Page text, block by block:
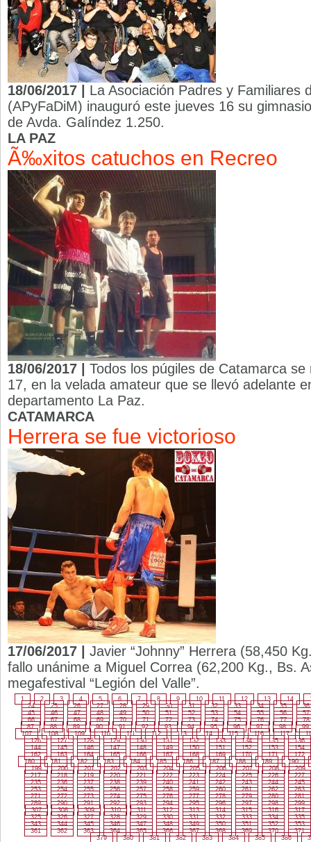
18/06/2017 | La Asociación Padres y Familiares
(APyFaDiM) inauguró este jueves 16 su
de Avda. Galíndez 1.250.
LA PAZ
Ã‰xitos catuchos en Recreo
18/06/2017 | Todos los púgiles de Catamarca
17, en la velada amateur que se llevó adelante
departamento La Paz.
CATAMARCA
Herrera se fue victorioso
17/06/2017 | Javier “Johnny” Herrera (58,450
fallo unánime a Miguel Correa (62,200 Kg., Bs.
megafestival “Legión del Valle”.
1 2 3 4 5 6 7 8 9 10 11 12 13 14
24
25 26 27 28 29 30 31 32 33 34 35
36
45
46 47 48 49 50 51 52 53 54 55 56
57
66
67 68 69 70 71 72 73 74 75 76 77
78
87
88 89 90 91 92 93 94 95 96 97 98
99
107
108 109 110 111 112 113 114 115 116 117
126
127 128 129 130 131 132 133 134 135
136
144
145 146 147 148 149 150 151 152 153
154
162
163 164 165 166 167 168 169 170 171
172
180
181 182 183 184 185 186 187 188 189
190
199
200 201 202 203 204 205 206 207 208
209
217
218 219 220 221 222 223 224 225 226
227
235
236 237 238 239 240 241 242 243 244
245
253
254 255 256 257 258 259 260 261 262
263
271
272 273 274 275 276 277 278 279 280
281
289
290 291 292 293 294 295 296 297 298
299
307
308 309 310 311 312 313 314 315 316
317
325
326 327 328 329 330 331 332 333 334
335
343
344 345 346 347 348 349 350 351 352
353
361
362 363 364 365 366 367 368 369 370
371
379
380 381 382 383 384 385 386